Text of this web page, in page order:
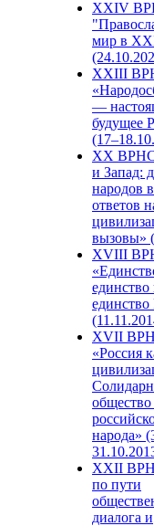
XXIV
мир в
XXIII
—
будущее
XX ВРНС
и Запад:
народов
ответов
вызовы»
XVIII
единство
единство
XVII
«Россия
народа»
XXII
по пути
диалога и